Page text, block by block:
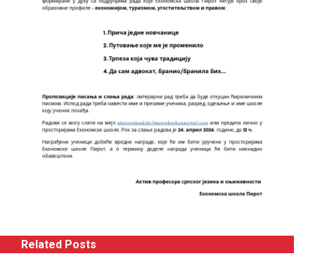
Related Posts